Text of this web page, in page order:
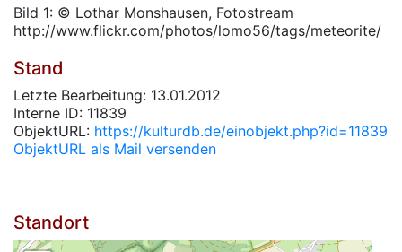
Bild 1: © Lothar Monshausen, Fotostream
http://www.flickr.com/photos/lomo56/tags/meteorite/
Stand
Letzte Bearbeitung: 13.01.2012
Interne ID: 11839
ObjektURL: https://kulturdb.de/einobjekt.php?id=11839
ObjektURL als Mail versenden
Standort